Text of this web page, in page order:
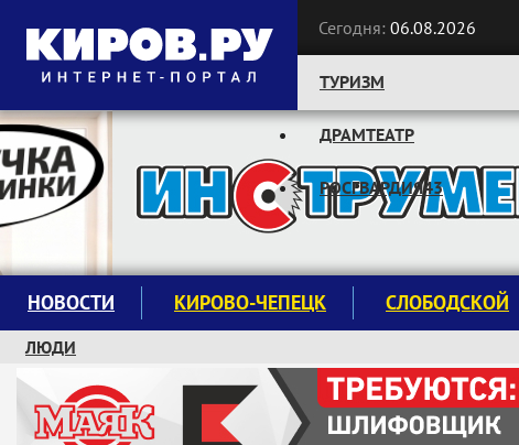
Сегодня: 06.08.2026
Следите за новостями:
ТУРИЗМ
ДРАМТЕАТР
РОСГВАРДИЯ43
НОВОСТИ КИРОВО-ЧЕПЕЦК СЛОБОДСКОЙ
ЛЮДИ
КРУЖКИ И СЕКЦИИ
ЗАВОДУ "МАЯК" 85 ЛЕТ